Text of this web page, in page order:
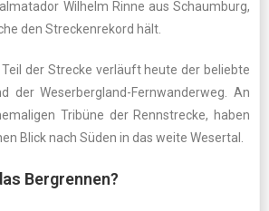
Wilhelm Rinne aus Schaumburg,
den Streckenrekord hält.
der Strecke verläuft heute der beliebte
der Weserbergland-Fernwanderweg. An
Tribüne der Rennstrecke, haben
Blick nach Süden in das weite Wesertal.
Bergrennen?